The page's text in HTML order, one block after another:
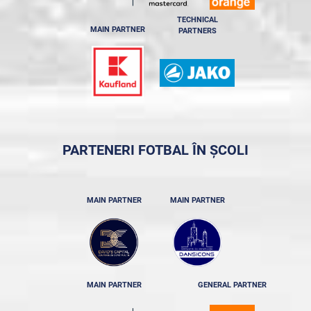
MAIN PARTNER
TECHNICAL
PARTNERS
PARTENERI FOTBAL ÎN ȘCOLI
MAIN PARTNER MAIN PARTNER
MAIN PARTNER GENERAL PARTNER